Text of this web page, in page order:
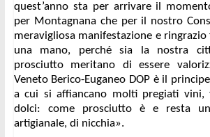
quest’anno sta per arrivare il
per Montagnana che per il nostro
meravigliosa manifestazione e
una mano, perché sia la nostra
prosciutto meritano di essere
Veneto Berico-Euganeo DOP è il
a cui si affiancano molti pregiati vini,
dolci: come prosciutto è e resta
artigianale, di nicchia».